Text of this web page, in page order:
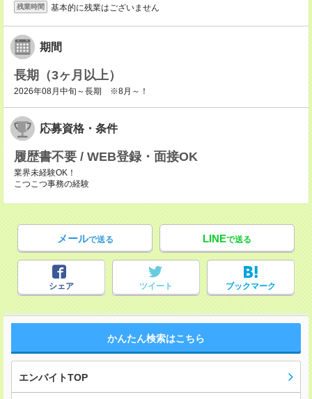
残業時間 基本的に残業はございません
期間
長期（3ヶ月以上）
2026年08月中旬～長期 ※8月～！
応募資格・条件
履歴書不要 / WEB登録・面接OK
業界未経験OK！
こつこつ事務の経験
メールで送る LINEで送る
シェア ツイート ブックマーク
かんたん検索はこちら
エンバイトTOP